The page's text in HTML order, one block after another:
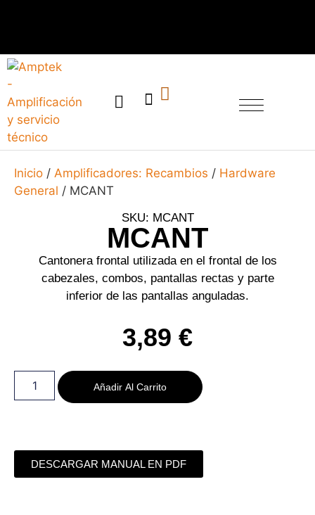
Inicio / Amplificadores: Recambios / Hardware
General / MCANT
SKU: MCANT
MCANT
Cantonera frontal utilizada en el frontal de los
cabezales, combos, pantallas rectas y parte
inferior de las pantallas anguladas.
3,89 €
Añadir Al Carrito
DESCARGAR MANUAL EN PDF